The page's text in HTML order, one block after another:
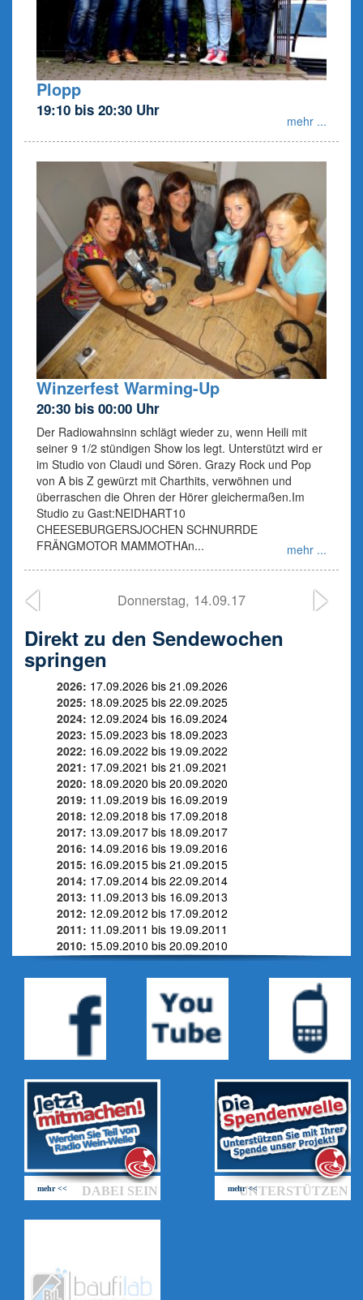
Plopp
19:10 bis 20:30 Uhr
mehr ...
Winzerfest Warming-Up
20:30 bis 00:00 Uhr
Der Radiowahnsinn schlägt wieder zu, wenn Heili mit
seiner 9 1/2 stündigen Show los legt. Unterstützt wird er
im Studio von Claudi und Sören. Grazy Rock und Pop
von A bis Z gewürzt mit Charthits, verwöhnen und
überraschen die Ohren der Hörer gleichermaßen.Im
Studio zu Gast:NEIDHART10
CHEESEBURGERSJOCHEN SCHNURRDE
FRÄNGMOTOR MAMMOTHAn...
mehr ...
Donnerstag, 14.09.17
Direkt zu den Sendewochen
springen
2026: 17.09.2026 bis 21.09.2026
2025: 18.09.2025 bis 22.09.2025
2024: 12.09.2024 bis 16.09.2024
2023: 15.09.2023 bis 18.09.2023
2022: 16.09.2022 bis 19.09.2022
2021: 17.09.2021 bis 21.09.2021
2020: 18.09.2020 bis 20.09.2020
2019: 11.09.2019 bis 16.09.2019
2018: 12.09.2018 bis 17.09.2018
2017: 13.09.2017 bis 18.09.2017
2016: 14.09.2016 bis 19.09.2016
2015: 16.09.2015 bis 21.09.2015
2014: 17.09.2014 bis 22.09.2014
2013: 11.09.2013 bis 16.09.2013
2012: 12.09.2012 bis 17.09.2012
2011: 11.09.2011 bis 19.09.2011
2010: 15.09.2010 bis 20.09.2010
DABEI SEIN
mehr << UNTERSTÜTZEN
mehr <<